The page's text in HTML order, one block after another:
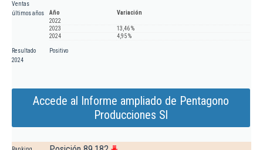
Ventas
últimos años
Año
Variación
2022
2023
13,46 %
2024
4,95 %
Resultado
2024
Positivo
Accede al Informe ampliado de Pentagono
Producciones Sl